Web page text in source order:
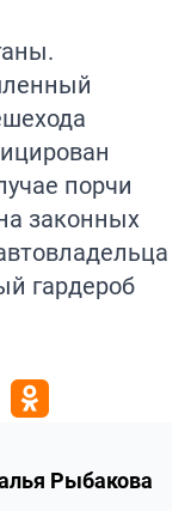
порчи
законных
гардероб
Рыбакова